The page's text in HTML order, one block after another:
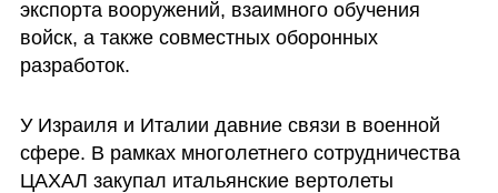
экспорта вооружений, взаимного обучения
войск, а также совместных оборонных
разработок.
У Израиля и Италии давние связи в военной
сфере. В рамках многолетнего сотрудничества
ЦАХАЛ закупал итальянские вертолеты